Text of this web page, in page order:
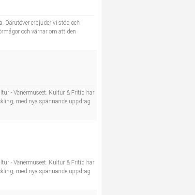
Därutöver erbjuder vi stöd och
och värnar om att den
- Vänermuseet. Kultur & Fritid har
med nya spännande uppdrag
- Vänermuseet. Kultur & Fritid har
med nya spännande uppdrag